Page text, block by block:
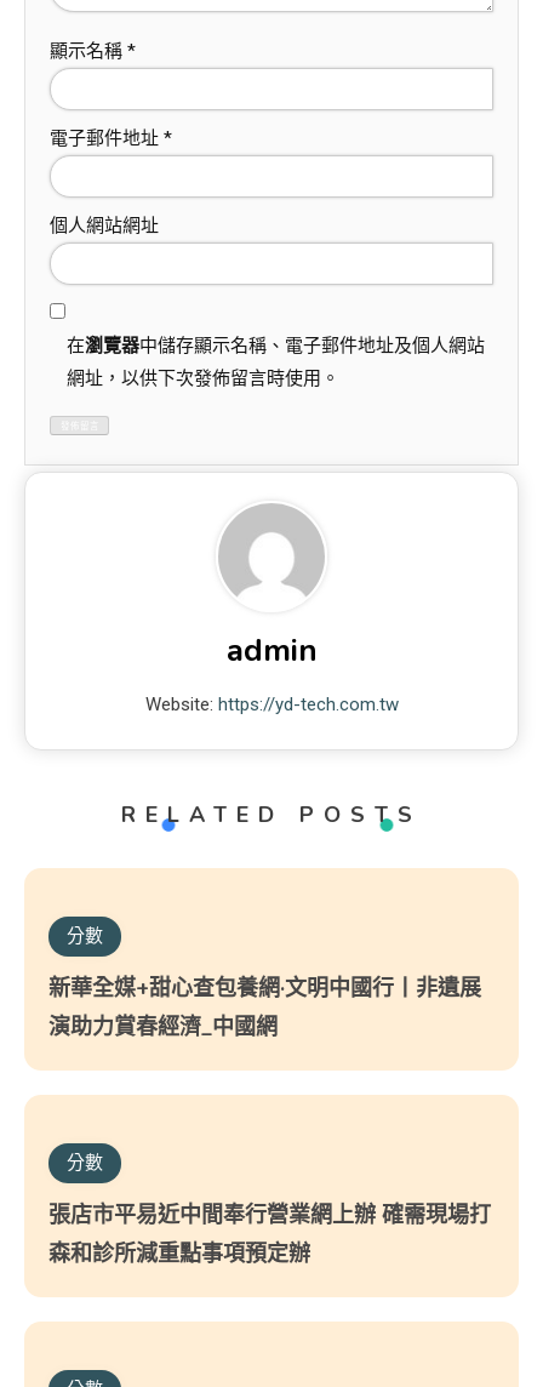
顯示名稱 *
電子郵件地址 *
個人網站網址
在瀏覽器中儲存顯示名稱、電子郵件地址及個人網站
網址，以供下次發佈留言時使用。
admin
Website: https://yd-tech.com.tw
RELATED POSTS
分數
新華全媒+甜心查包養網·文明中國行丨非遺展
演助力賞春經濟_中國網
分數
張店市平易近中間奉行營業網上辦 確需現場打
森和診所減重點事項預定辦